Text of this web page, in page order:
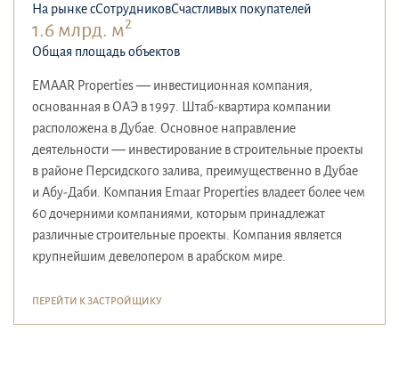
На рынке сСотрудниковСчастливых покупателей
1.6 млрд. м2
Общая площадь объектов
EMAAR Properties — инвестиционная компания,
основанная в ОАЭ в 1997. Штаб-квартира компании
расположена в Дубае. Основное направление
деятельности — инвестирование в строительные проекты
в районе Персидского залива, преимущественно в Дубае
и Абу-Даби. Компания Emaar Properties владеет более чем
60 дочерними компаниями, которым принадлежат
различные строительные проекты. Компания является
крупнейшим девелопером в арабском мире.
ПЕРЕЙТИ К ЗАСТРОЙЩИКУ